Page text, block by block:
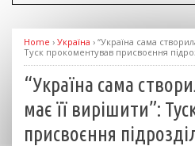
Home › Україна › “Україна сама
Туск прокоментував присвоєння
“Україна сама
має її вирішити”:
присвоєння